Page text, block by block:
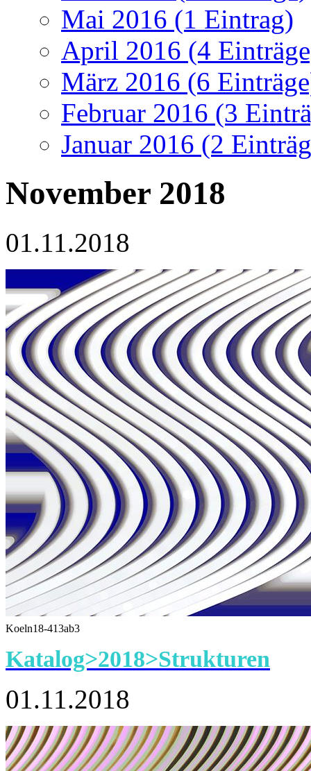
Mai 2016 (1 Eintrag)
April 2016 (4
März 2016 (6
Februar 2016 (3
Januar 2016 (2
November 2018
01.11.2018
Koeln18-413ab3
Katalog>2018>Strukturen
01.11.2018